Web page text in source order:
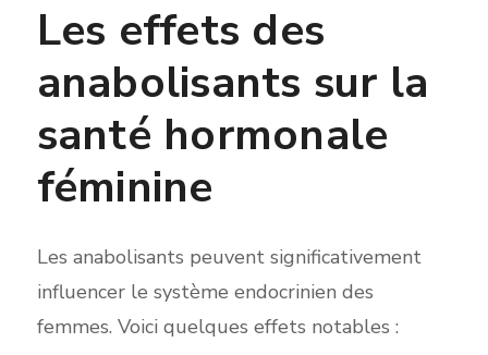
Les effets des
anabolisants sur la
santé hormonale
féminine
Les anabolisants peuvent significativement
influencer le système endocrinien des
femmes. Voici quelques effets notables :